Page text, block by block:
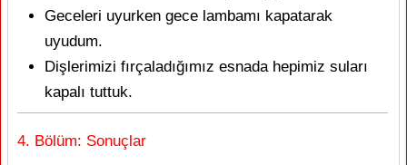
Geceleri uyurken gece lambamı kapatarak
uyudum.
Dişlerimizi fırçaladığımız esnada hepimiz suları
kapalı tuttuk.
4. Bölüm: Sonuçlar